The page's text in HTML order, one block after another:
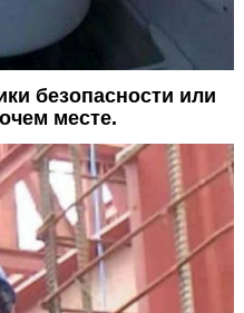
безопасности или
месте.